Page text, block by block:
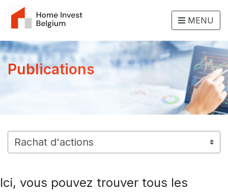
MENU
Publications
Ici, vous pouvez trouver tous les